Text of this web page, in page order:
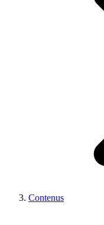
Contenus